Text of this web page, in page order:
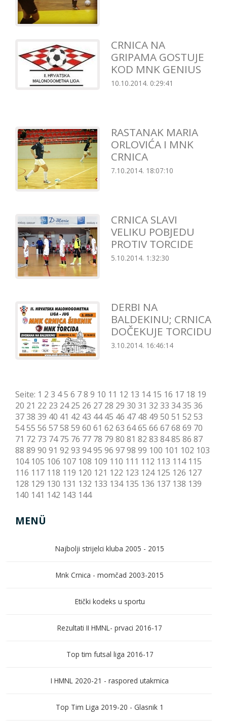
CRNICA NA
GRIPAMA GOSTUJE
KOD MNK GENIUS
10.10.2014. 0:29:41
RASTANAK MARIA
ORLOVIĆA I MNK
CRNICA
7.10.2014. 18:07:10
CRNICA SLAVI
VELIKU POBJEDU
PROTIV TORCIDE
5.10.2014. 1:32:30
DERBI NA
BALDEKINU; CRNICA
DOČEKUJE TORCIDU
3.10.2014. 16:46:14
Seite: 1 2 3 45 6 78 9 10 11 12 13 14 15 16 17 18 19
20 21 22 23 24 25 26 27 28 29 30 31 32 33 3435 36
3738 39 40 41 42 43 44 45 46 47 48 49 50 51 52 53
5455 56 5758 59 60 61 62 63 6465 66 6768 69 70
71 72 73 74 75 76 77 78 79 80 81 82 83 8485 86 87
88 89 90 91 92 93 9495 96 9798 99 100 101 102 103
104 105 106 107 108 109 110 111 112 113 114 115
116 117 118 119 120 121 122 123 124 125 126 127
128 129 130 131 132 133 134 135 136 137 138 139
140 141 142 143 144
MENÜ
Najbolji strijelci kluba 2005 - 2015
Mnk Crnica - momčad 2003-2015
Etički kodeks u sportu
Rezultati II HMNL- prvaci 2016-17
Top tim futsal liga 2016-17
I HMNL 2020-21 - raspored utakmica
Top Tim Liga 2019-20 - Glasnik 1